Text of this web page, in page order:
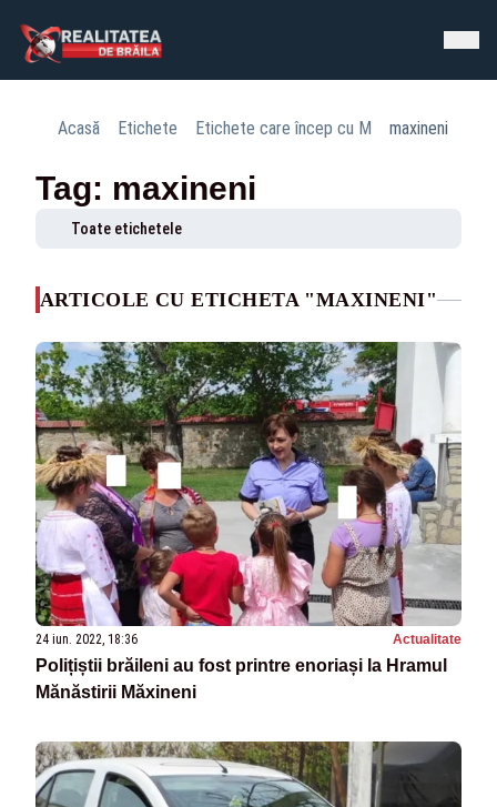
Acasă Etichete Etichete care încep cu M maxineni
Tag: maxineni
Toate etichetele
ARTICOLE CU ETICHETA "MAXINENI"
24 iun. 2022, 18:36 Actualitate
Polițiștii brăileni au fost printre enoriași la Hramul
Mănăstirii Măxineni